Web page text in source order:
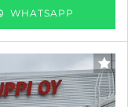
WHATSAPP